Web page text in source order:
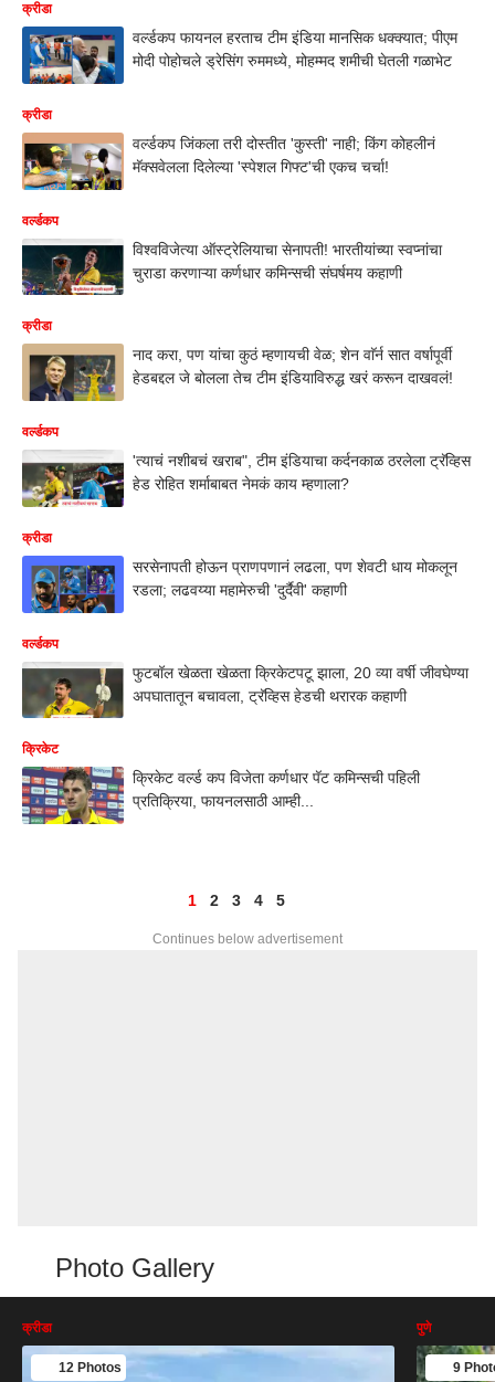
क्रीडा
वर्ल्डकप फायनल हरताच टीम इंडिया मानसिक धक्क्यात; पीएम
मोदी पोहोचले ड्रेसिंग रुममध्ये, मोहम्मद शमीची घेतली गळाभेट
क्रीडा
वर्ल्डकप जिंकला तरी दोस्तीत 'कुस्ती' नाही; किंग कोहलीनं
मॅक्सवेलला दिलेल्या 'स्पेशल गिफ्ट'ची एकच चर्चा!
वर्ल्डकप
विश्वविजेत्या ऑस्ट्रेलियाचा सेनापती! भारतीयांच्या स्वप्नांचा
चुराडा करणाऱ्या कर्णधार कमिन्सची संघर्षमय कहाणी
क्रीडा
नाद करा, पण यांचा कुठं म्हणायची वेळ; शेन वाॅर्न सात वर्षापूर्वी
हेडबद्दल जे बोलला तेच टीम इंडियाविरुद्ध खरं करून दाखवलं!
वर्ल्डकप
'त्याचं नशीबचं खराब", टीम इंडियाचा कर्दनकाळ ठरलेला ट्रॅव्हिस
हेड रोहित शर्माबाबत नेमकं काय म्हणाला?
क्रीडा
सरसेनापती होऊन प्राणपणानं लढला, पण शेवटी धाय मोकलून
रडला; लढवय्या महामेरुची 'दुर्दैवी' कहाणी
वर्ल्डकप
फुटबॉल खेळता खेळता क्रिकेटपटू झाला, 20 व्या वर्षी जीवघेण्या
अपघातातून बचावला, ट्रॅव्हिस हेडची थरारक कहाणी
क्रिकेट
क्रिकेट वर्ल्ड कप विजेता कर्णधार पॅट कमिन्सची पहिली
प्रतिक्रिया, फायनलसाठी आम्ही...
1 2 3 4 5
Continues below advertisement
Photo Gallery
क्रीडा
12 Photos
पुणे
9